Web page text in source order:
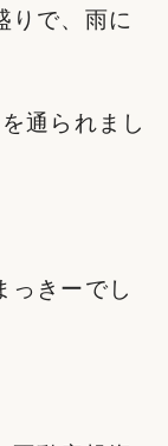
りで、雨に
通られまし
っきーでし